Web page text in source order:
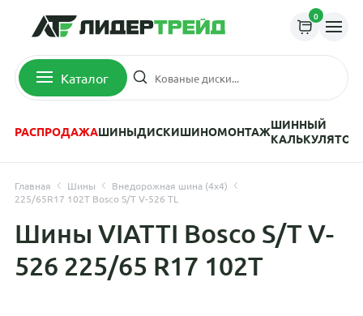
0
Каталог
РАСПРОДАЖАШИНЫДИСКИШИНОМОНТАЖШИННЫЙ
КАЛЬКУЛЯТОР
Главная Шины
Внедорожная шина (4х4)
225/65R17 102T Bosco S/T V-526 TL
Шины VIATTI Bosco S/T V-
526 225/65 R17 102T